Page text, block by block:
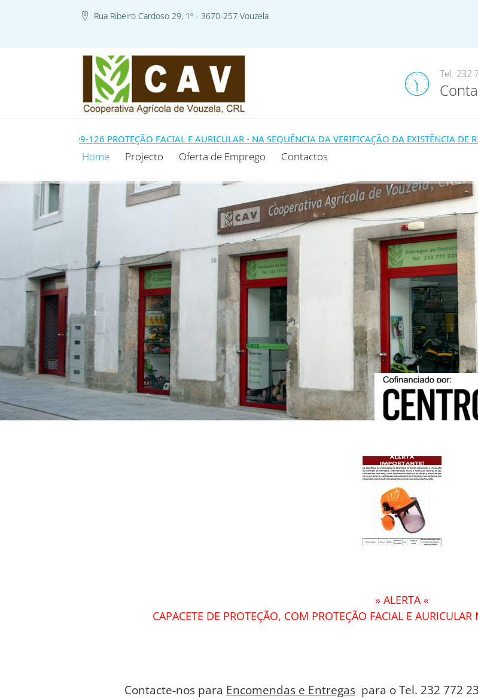
Rua Ribeiro Cardoso 29, 1º - 3670-257 Vouzela
Tel. 232
Home Projecto Oferta de Emprego Contactos
MODELO 99-126 PROTEÇÃO FACIAL E AURICULAR - NA SEQUÊNCIA DA VERIFICAÇÃO DA EXISTÊNCIA DE
» ALERTA «
CAPACETE DE PROTEÇÃO, COM PROTEÇÃO FACIAL E
Contacte-nos para Encomendas e Entregas para o Tel. 232 772